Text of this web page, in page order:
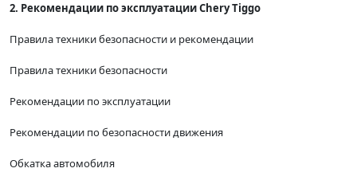
2. Рекомендации по эксплуатации Chery Tiggo
Правила техники безопасности и рекомендации
Правила техники безопасности
Рекомендации по эксплуатации
Рекомендации по безопасности движения
Обкатка автомобиля